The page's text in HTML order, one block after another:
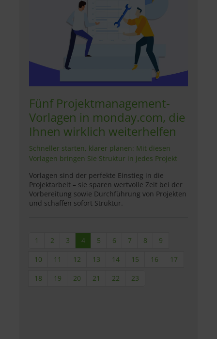
Fünf Projektmanagement-
Vorlagen in monday.com, die
Ihnen wirklich weiterhelfen
Schneller starten, klarer planen: Mit diesen
Vorlagen bringen Sie Struktur in jedes Projekt
Vorlagen sind der perfekte Einstieg in die
Projektarbeit – sie sparen wertvolle Zeit bei der
Vorbereitung sowie Durchführung von Projekten
und schaffen sofort Struktur.
1 2 3 4 5 6 7 8 9
10 11 12 13 14 15 16 17
18 19 20 21 22 23